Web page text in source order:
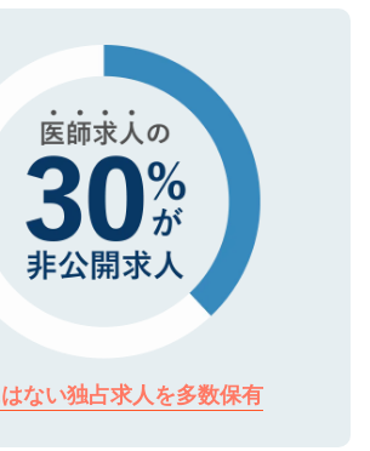
保持に関してもご安心ください。
はご登録ください。
ない独占求人を多数保有